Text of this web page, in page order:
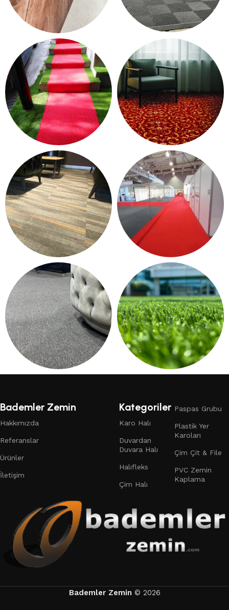
PVC YER DÖŞEME
13 products
PLASTIK YER KARO
15 products
PASPAS - YOLLUK
12 products
KONTRAT HALI - OTEL
HALISI
37 products
KARO HALI
249 products
HALIFLEKS & FUAR HALISI
13 products
Bademler Zemin
Hakkımızda
Referanslar
Ürünler
İletişim
Kategoriler
Karo Halı
Duvardan
Duvara Halı
Halıfleks
Çim Halı
Paspas Grubu
Plastik Yer
Karoları
Çim Çit & File
PVC Zemin
Kaplama
Bademler Zemin © 2026